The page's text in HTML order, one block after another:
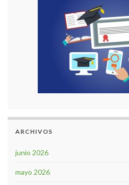
ARCHIVOS
junio 2026
mayo 2026